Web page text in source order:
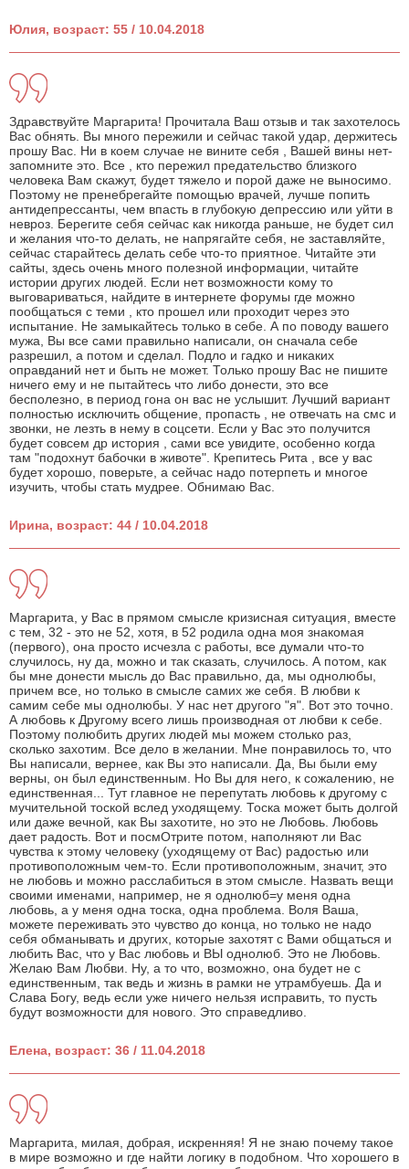
Юлия, возраст: 55 / 10.04.2018
Здравствуйте Маргарита! Прочитала Ваш отзыв и так захотелось
Вас обнять. Вы много пережили и сейчас такой удар, держитесь
прошу Вас. Ни в коем случае не вините себя , Вашей вины нет-
запомните это. Все , кто пережил предательство близкого
человека Вам скажут, будет тяжело и порой даже не выносимо.
Поэтому не пренебрегайте помощью врачей, лучше попить
антидепрессанты, чем впасть в глубокую депрессию или уйти в
невроз. Берегите себя сейчас как никогда раньше, не будет сил
и желания что-то делать, не напрягайте себя, не заставляйте,
сейчас старайтесь делать себе что-то приятное. Читайте эти
сайты, здесь очень много полезной информации, читайте
истории других людей. Если нет возможности кому то
выговариваться, найдите в интернете форумы где можно
пообщаться с теми , кто прошел или проходит через это
испытание. Не замыкайтесь только в себе. А по поводу вашего
мужа, Вы все сами правильно написали, он сначала себе
разрешил, а потом и сделал. Подло и гадко и никаких
оправданий нет и быть не может. Только прошу Вас не пишите
ничего ему и не пытайтесь что либо донести, это все
бесполезно, в период гона он вас не услышит. Лучший вариант
полностью исключить общение, пропасть , не отвечать на смс и
звонки, не лезть в нему в соцсети. Если у Вас это получится
будет совсем др история , сами все увидите, особенно когда
там "подохнут бабочки в животе". Крепитесь Рита , все у вас
будет хорошо, поверьте, а сейчас надо потерпеть и многое
изучить, чтобы стать мудрее. Обнимаю Вас.
Ирина, возраст: 44 / 10.04.2018
Маргарита, у Вас в прямом смысле кризисная ситуация, вместе
с тем, 32 - это не 52, хотя, в 52 родила одна моя знакомая
(первого), она просто исчезла с работы, все думали что-то
случилось, ну да, можно и так сказать, случилось. А потом, как
бы мне донести мысль до Вас правильно, да, мы однолюбы,
причем все, но только в смысле самих же себя. В любви к
самим себе мы однолюбы. У нас нет другого "я". Вот это точно.
А любовь к Другому всего лишь производная от любви к себе.
Поэтому полюбить других людей мы можем столько раз,
сколько захотим. Все дело в желании. Мне понравилось то, что
Вы написали, вернее, как Вы это написали. Да, Вы были ему
верны, он был единственным. Но Вы для него, к сожалению, не
единственная... Тут главное не перепутать любовь к другому с
мучительной тоской вслед уходящему. Тоска может быть долгой
или даже вечной, как Вы захотите, но это не Любовь. Любовь
дает радость. Вот и посмОтрите потом, наполняют ли Вас
чувства к этому человеку (уходящему от Вас) радостью или
противоположным чем-то. Если противоположным, значит, это
не любовь и можно расслабиться в этом смысле. Назвать вещи
своими именами, например, не я однолюб=у меня одна
любовь, а у меня одна тоска, одна проблема. Воля Ваша,
можете переживать это чувство до конца, но только не надо
себя обманывать и других, которые захотят с Вами общаться и
любить Вас, что у Вас любовь и ВЫ однолюб. Это не Любовь.
Желаю Вам Любви. Ну, а то что, возможно, она будет не с
единственным, так ведь и жизнь в рамки не утрамбуешь. Да и
Слава Богу, ведь если уже ничего нельзя исправить, то пусть
будут возможности для нового. Это справедливо.
Елена, возраст: 36 / 11.04.2018
Маргарита, милая, добрая, искренняя! Я не знаю почему такое
в мире возможно и где найти логику в подобном. Что хорошего в